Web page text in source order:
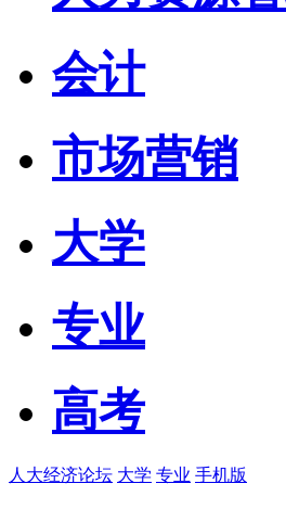
会计
市场营销
大学
专业
高考
人大经济论坛 大学 专业 手机版